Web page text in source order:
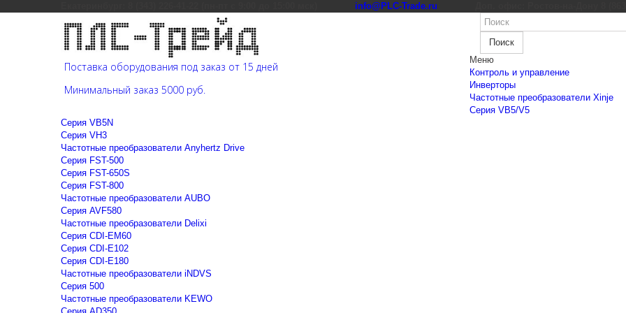
info@PLC-Trade.ru
Поставка оборудования под заказ от 15 дней
Минимальный заказ 5000 руб.
Поиск
Меню
Контроль и управление
Инверторы
Частотные преобразователи Xinje
Cерия VB5/V5
Cерия VB5N
Cерия VH3
Частотные преобразователи Anyhertz Drive
Серия FST-500
Серия FST-650S
Серия FST-800
Частотные преобразователи AUBO
Серия AVF580
Частотные преобразователи Delixi
Серия CDI-EM60
Серия CDI-E102
Серия CDI-E180
Частотные преобразователи iNDVS
Серия 500
Частотные преобразователи KEWO